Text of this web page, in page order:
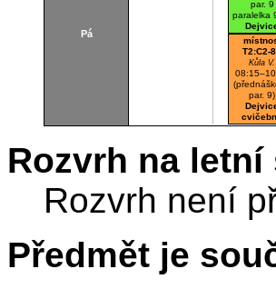
Pá
par. 9
paralelka
T2:C2-
Kůla V.
par. 9)
Rozvrh na letní
Rozvrh není
Předmět je